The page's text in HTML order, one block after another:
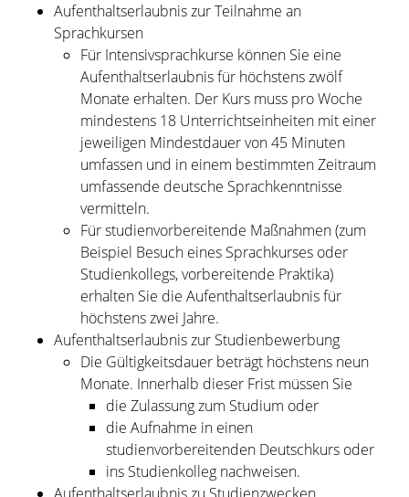
Aufenthaltserlaubnis zur Teilnahme an
Sprachkursen
Für Intensivsprachkurse können Sie eine
Aufenthaltserlaubnis für höchstens zwölf
Monate erhalten. Der Kurs muss pro Woche
mindestens 18 Unterrichtseinheiten mit einer
jeweiligen Mindestdauer von 45 Minuten
umfassen und in einem bestimmten Zeitraum
umfassende deutsche Sprachkenntnisse
vermitteln.
Für studienvorbereitende Maßnahmen (zum
Beispiel Besuch eines Sprachkurses oder
Studienkollegs, vorbereitende Praktika)
erhalten Sie die Aufenthaltserlaubnis für
höchstens zwei Jahre.
Aufenthaltserlaubnis zur Studienbewerbung
Die Gültigkeitsdauer beträgt höchstens neun
Monate. Innerhalb dieser Frist müssen Sie
die Zulassungzum Studium oder
die Aufnahme in einen
studienvorbereitenden Deutschkurs oder
ins Studienkolleg nachweisen.